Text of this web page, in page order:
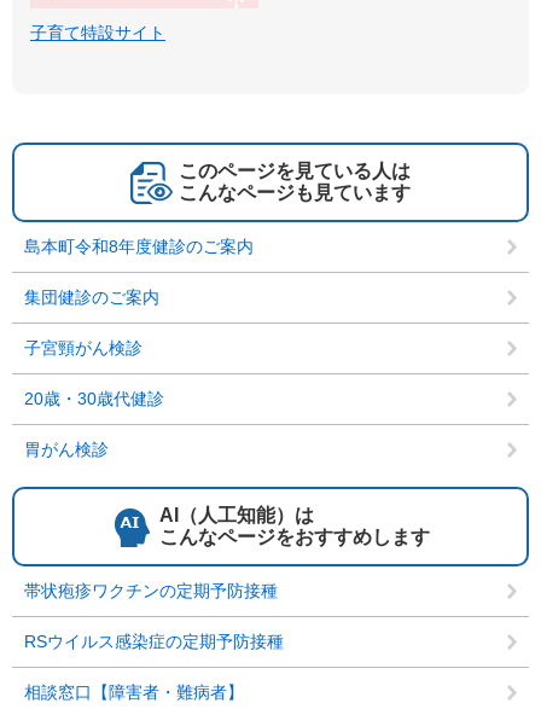
子育て特設サイト
このページを見ている人は
こんなページも見ています
島本町令和8年度健診のご案内
集団健診のご案内
子宮頸がん検診
20歳・30歳代健診
胃がん検診
AI（人工知能）は
こんなページをおすすめします
帯状疱疹ワクチンの定期予防接種
RSウイルス感染症の定期予防接種
相談窓口【障害者・難病者】